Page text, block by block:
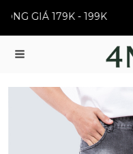
GIÁ 179K - 199K